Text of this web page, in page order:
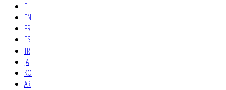
EL
EN
FR
ES
TR
JA
KO
AR